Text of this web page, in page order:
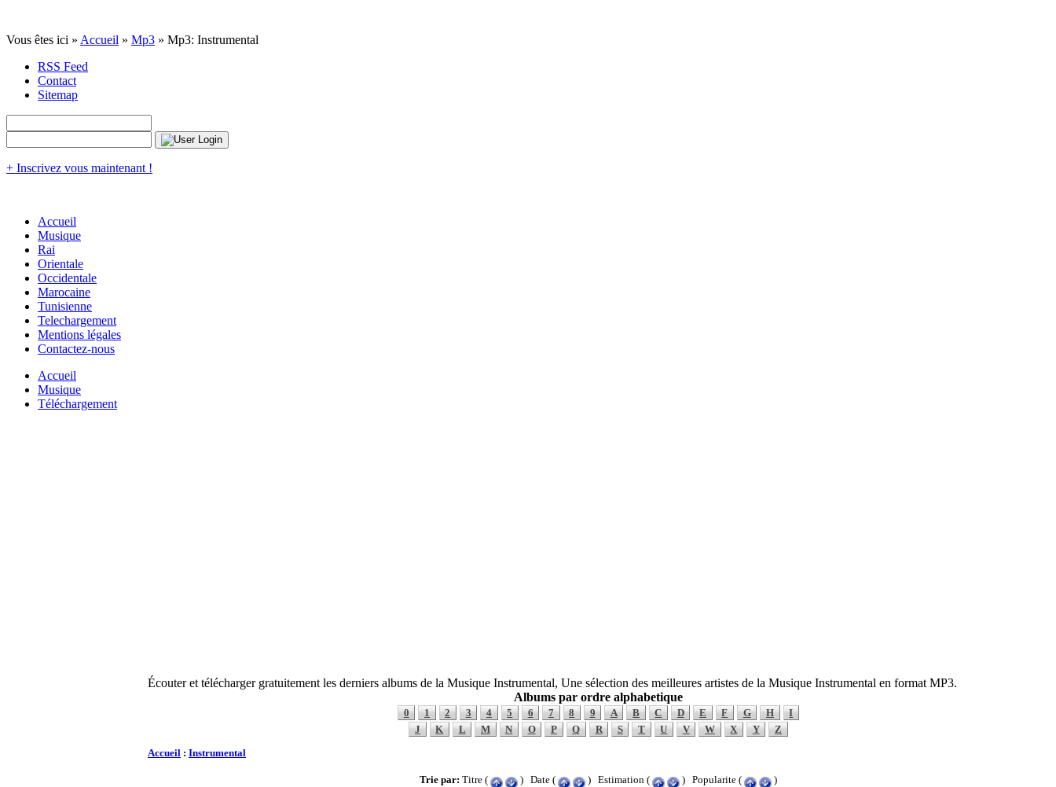
Vous êtes ici » Accueil » Mp3 » Mp3: Instrumental
RSS Feed
Contact
Sitemap
+ Inscrivez vous maintenant !
Accueil
Musique
Rai
Orientale
Occidentale
Marocaine
Tunisienne
Telechargement
Mentions légales
Contactez-nous
Accueil
Musique
Téléchargement
Écouter et télécharger gratuitement les derniers albums de la Musique Instrumental, Une sélection des meilleures artistes de la Musique Instrumental en format MP3.
Albums par ordre alphabetique
0 1 2 3 4 5 6 7 8 9 A B C D E F G H
I
J
K L M N O P Q R S T U V W X Y
Z
Accueil : Instrumental
Trie par: Titre ( ) Date ( ) Estimation ( ) Popularite ( )